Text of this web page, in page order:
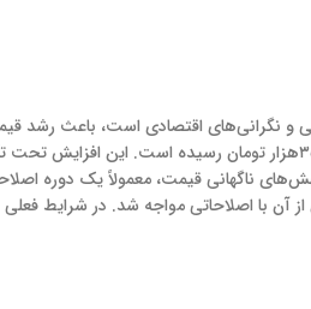
سیاسی و نگرانی‌های اقتصادی است، باعث رشد
آهن آلات شده است. بر اساس داده‌های اخیر، قیمت میلگرد تنها در یک روز بیش از ۲هزار تومان افزایش داشته و میانگین قیمت این محصول در بازار به ۳۵هزار تومان رسیده است. این
ناگهانی قیمت، معمولاً یک دوره
تومان رسید، قیمت میلگرد نیز تا ۳۱ هزار تومان افزایش یافت، اما پس از آن با اصلاحاتی مواجه شد. در شرایط